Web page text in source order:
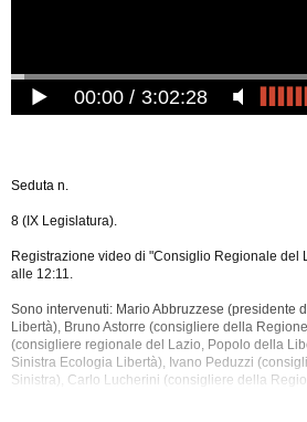
00:00 3:02:28
Seduta n.
8 (IX Legislatura).
Registrazione video di "Consiglio Regionale del
alle 12:11.
Sono intervenuti: Mario Abbruzzese
Libertà), Bruno Astorre (consigliere della
(consigliere regionale del Lazio, Popolo della
Sinistra Ecologia Libertà), Ivano Peduzzi
Sinistra), Carlo Lucherini (consigliere della